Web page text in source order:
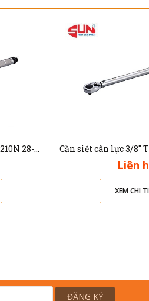
Cần siết cân lực 1/2" TE-428210N 28-210Nm
Liên
XEM CHI
ĐĂNG KÝ